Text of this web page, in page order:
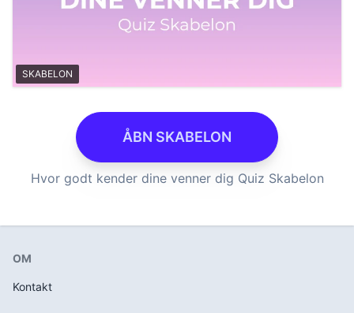
SKABELON
ÅBN SKABELON
Hvor godt kender dine venner dig Quiz Skabelon
OM
Kontakt